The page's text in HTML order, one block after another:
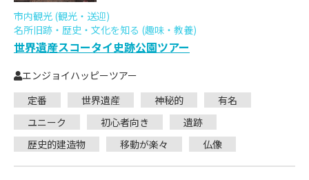
市内観光 (観光・送迎)
名所旧跡・歴史・文化を知る (趣味・教養)
世界遺産スコータイ史跡公園ツアー
エンジョイハッピーツアー
定番
世界遺産 神秘的
有名
ユニーク
初心者向き
遺跡
歴史的建造物
移動が楽々 仏像